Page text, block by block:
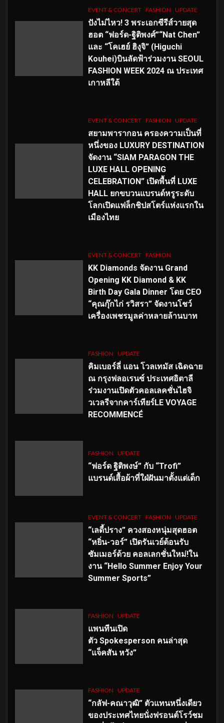
EVENT & CONCERT FASHION UPDATE
ปังไม่ไหว! 3 พระเอกซีรีส์วายสุด
ฮอต “ฟอร์ด-ฐิติพงศ์”“Nat Chen”
และ “โคเฮย์ ฮิงุจิ” (Higuchi
Kouhei)บินลัดฟ้าร่วมงาน SEOUL
FASHION WEEK 2024 ณ ประเทศ
เกาหลีใต้
EVENT & CONCERT FASHION UPDATE
สยามพารากอน ครองความเป็นที่
หนึ่งของ LUXURY DESTINATION
จัดงาน “SIAM PARAGON THE
LUXE HALL OPENING
CELEBRATION” เปิดพื้นที่ LUXE
HALL ยกขบวนแบรนด์หรูระดับ
โลกเปิดแฟล็กชิปสโตร์แห่งแรกใน
เมืองไทย
EVENT & CONCERT FASHION
KK Diamonds จัดงาน Grand
Opening KK Diamond & KK
Birth Day Gala Dinner โดย CEO
“คุณกุ๊กไก่ รวิสรา” จัดงานโชว์
เครื่องเพชรมูลค่าหลายล้านบาท
FASHION UPDATE
คิมเบอร์ลี่ แอน โวลเทมัส เฉิดฉาย
ณ กรุงฟลอเรนซ์ ประเทศอิตาลี
ร่วมงานเปิดตัวคอลเลคชั่นไฮจิ
วเวลรีจากคาร์เทียร์LE VOYAGE
RECOMMENCÉ
FASHION UPDATE
“ฟอร์ด ฐิติพงษ์” กับ “Trofi”
แบรนด์เสื้อผ้าที่ใฝ่ฝันมาตั้งแต่เด็ก
EVENT & CONCERT FASHION UPDATE
“เลดี้ปราง” ควงสองหนุ่มสุดฮอต
“หยิ่น-วอร์” เปิดรันเวย์ต้อนรับ
ซัมเมอร์ด้วย คอลเลกชั่นใหม่!ใน
งาน “Hello Summer Enjoy Your
Summer Sports”
FASHION UPDATE
แพนทีนเปิด
ตัว Spokesperson คนล่าสุด
“แจ็คสัน หวัง”
FASHION UPDATE
“กลัฟ-คณาวุฒิ” ตัวแทนหนึ่งเดียว
ของประเทศไทยนั่งฟรอนต์โรว์ชม